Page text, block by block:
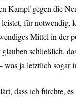
Kampf gegen die
für notwendig,
Mittel in der
schließlich,
ja letztlich sogar
dass ich fürchte,